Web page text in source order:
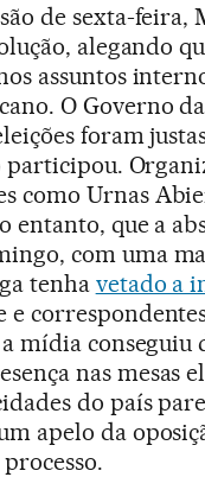
de sexta-feira,
alegando
assuntos
O Governo
foram
como Urnas
entanto, que a
com uma
tenha vetado a
e
mídia conseguiu
nas mesas
do país
apelo da